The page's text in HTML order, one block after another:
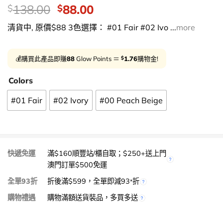
價
錢：
$138.00 Original
price
was:
$88.00Current
price
is:
清貨中, 原價$88 3色選擇： #01 Fair #02 Ivo ...more
💰購買此產品即賺88Glow Points ＝ $1.76購物金!
Colors
#01 Fair #02 Ivory #00 Peach Beige
快遞免運
滿$160順豐站/櫃自取；$250+送上門
澳門訂單$500免運
全單93折
折後滿$599，全單即減93*折
購物禮遇
購物滿額送貨裝品，多買多送